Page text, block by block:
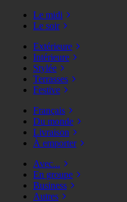
Le midi
Le soir
Extérieure
Intérieure
Stylée
Terrasses
Festive
Français
Du monde
Livraison
À emporter
Avec...
En groupe
Business
Autres